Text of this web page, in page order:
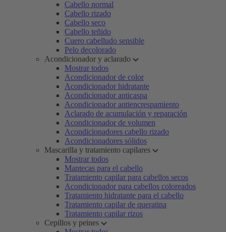
Cabello normal
Cabello rizado
Cabello seco
Cabello teñido
Cuero cabelludo sensible
Pelo decolorado
Acondicionador y aclarado
Mostrar todos
Acondicionador de color
Acondicionador hidratante
Acondicionador anticaspa
Acondicionador antiencrespamiento
Aclarado de acumulación y reparación
Acondicionador de volumen
Acondicionadores cabello rizado
Acondicionadores sólidos
Mascarilla y tratamiento capilares
Mostrar todos
Mantecas para el cabello
Tratamiento capilar para cabellos secos
Acondicionador para cabellos coloreados
Tratamiento hidratante para el cabello
Tratamiento capilar de queratina
Tratamiento capilar rizos
Cepillos y peines